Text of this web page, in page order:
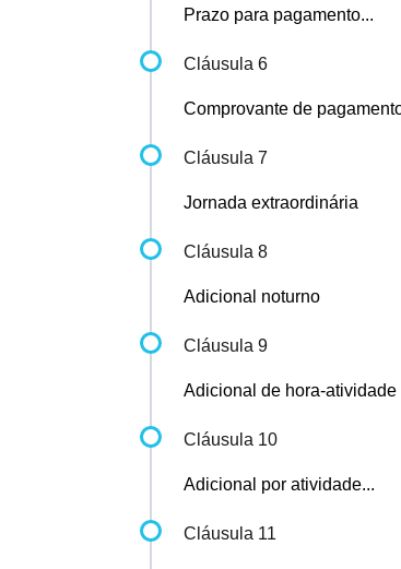
Prazo para pagamento...
Cláusula 6
Comprovante de
Cláusula 7
Jornada extraordinária
Cláusula 8
Adicional noturno
Cláusula 9
Adicional de hora-atividade
Cláusula 10
Adicional por atividade...
Cláusula 11